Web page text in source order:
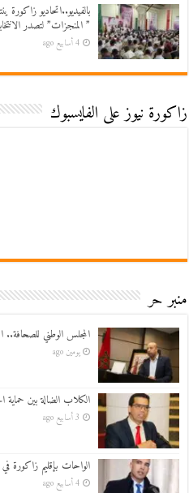
بالفيديو..اتحاديو
” المنجزات” لتصدر
4 أسابيع ago
زاكورة نيوز على الفايسبوك
منبر حر
المجلس الوطني للصحافة..
يومين ago
الكلاب الضالة بين حماية
3 أسابيع ago
الواحات بإقليم زاكورة
4 أسابيع ago